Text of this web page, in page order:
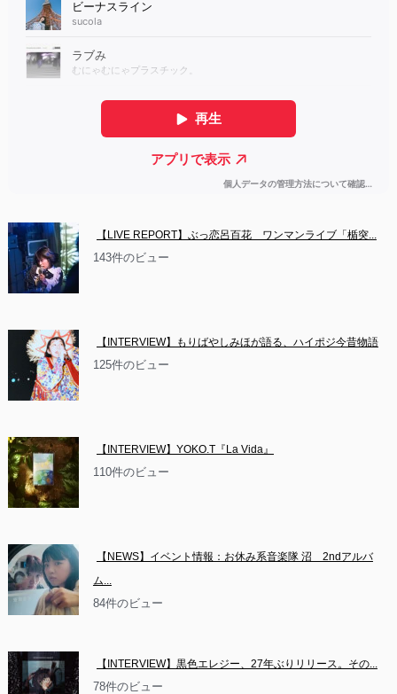
【LIVE REPORT】ぶっ恋呂百花　ワンマンライブ「楯突...
143件のビュー
【INTERVIEW】もりばやしみほが語る、ハイポジ今昔物語
125件のビュー
【INTERVIEW】YOKO.T『La Vida』
110件のビュー
【NEWS】イベント情報：お休み系音楽隊 沼　2ndアルバ
ム...
84件のビュー
【INTERVIEW】黒色エレジー、27年ぶりリリース。その...
78件のビュー